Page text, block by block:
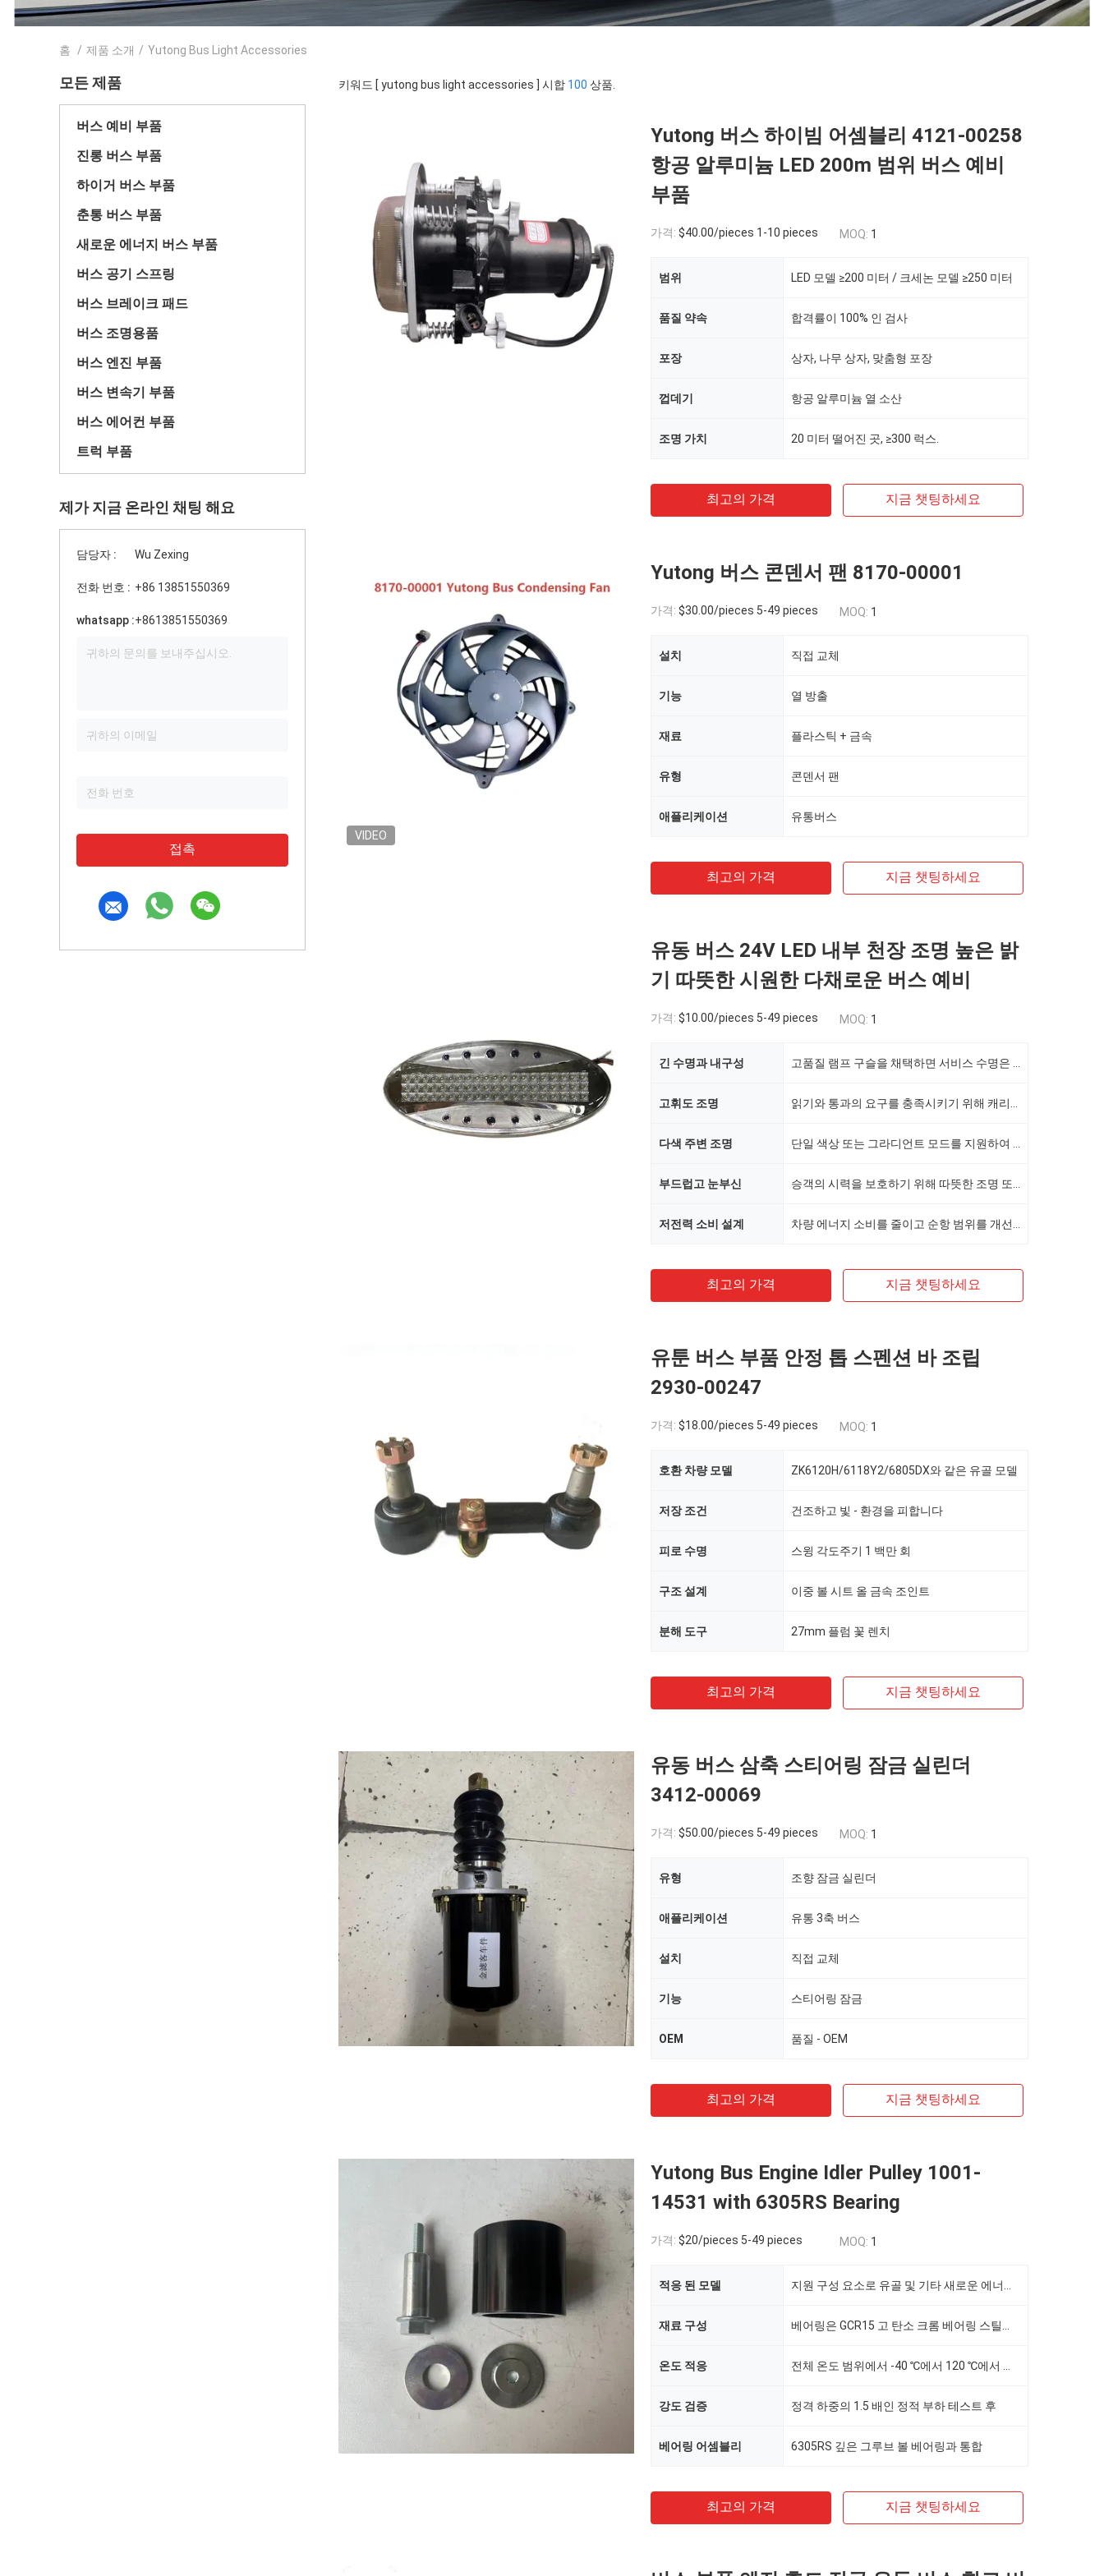
홈 / 제품 소개 / Yutong Bus Light Accessories
모든 제품
버스 예비 부품
진롱 버스 부품
하이거 버스 부품
춘통 버스 부품
새로운 에너지 버스 부품
버스 공기 스프링
버스 브레이크 패드
버스 조명용품
버스 엔진 부품
버스 변속기 부품
버스 에어컨 부품
트럭 부품
제가 지금 온라인 채팅 해요
담당자 : Wu Zexing
전화 번호 : +86 13851550369
whatsapp :+8613851550369
접촉
키워드 [ yutong bus light accessories ] 시합 100 상품.
Yutong 버스 하이빔 어셈블리 4121-00258
항공 알루미늄 LED 200m 범위 버스 예비
부품
가격: $40.00/pieces 1-10 pieces MOQ: 1
범위 LED 모델 ≥200 미터 / 크세논 모델 ≥250 미터
품질 약속 합격률이 100% 인 검사
포장 상자, 나무 상자, 맞춤형 포장
껍데기 항공 알루미늄 열 소산
조명 가치 20 미터 떨어진 곳, ≥300 럭스.
최고의 가격 지금 챗팅하세요
VIDEO
Yutong 버스 콘덴서 팬 8170-00001
가격: $30.00/pieces 5-49 pieces MOQ: 1
설치 직접 교체
기능 열 방출
재료 플라스틱 + 금속
유형 콘덴서 팬
애플리케이션 유통버스
최고의 가격 지금 챗팅하세요
유동 버스 24V LED 내부 천장 조명 높은 밝
기 따뜻한 시원한 다채로운 버스 예비
가격: $10.00/pieces 5-49 pieces MOQ: 1
긴 수명과 내구성
고휘도 조명
다색 주변 조명
부드럽고 눈부신
저전력 소비 설계
최고의 가격 지금 챗팅하세요
유툰 버스 부품 안정 톱 스펜션 바 조립
2930-00247
가격: $18.00/pieces 5-49 pieces MOQ: 1
호환 차량 모델 ZK6120H/6118Y2/6805DX와 같은 유골 모델
저장 조건 건조하고 빛 - 환경을 피합니다
피로 수명 스윙 각도주기 1 백만 회
구조 설계 이중 볼 시트 올 금속 조인트
분해 도구 27mm 플럼 꽃 렌치
최고의 가격 지금 챗팅하세요
유동 버스 삼축 스티어링 잠금 실린더
3412-00069
가격: $50.00/pieces 5-49 pieces MOQ: 1
유형 조향 잠금 실린더
애플리케이션 유통 3축 버스
설치 직접 교체
기능 스티어링 잠금
OEM 품질 - OEM
최고의 가격 지금 챗팅하세요
Yutong Bus Engine Idler Pulley 1001-
14531 with 6305RS Bearing
가격: $20/pieces 5-49 pieces MOQ: 1
적응 된 모델
재료 구성
온도 적응
강도 검증 정격 하중의 1.5 배인 정적 부하 테스트 후
베어링 어셈블리 6305RS 깊은 그루브 볼 베어링과 통합
최고의 가격 지금 챗팅하세요